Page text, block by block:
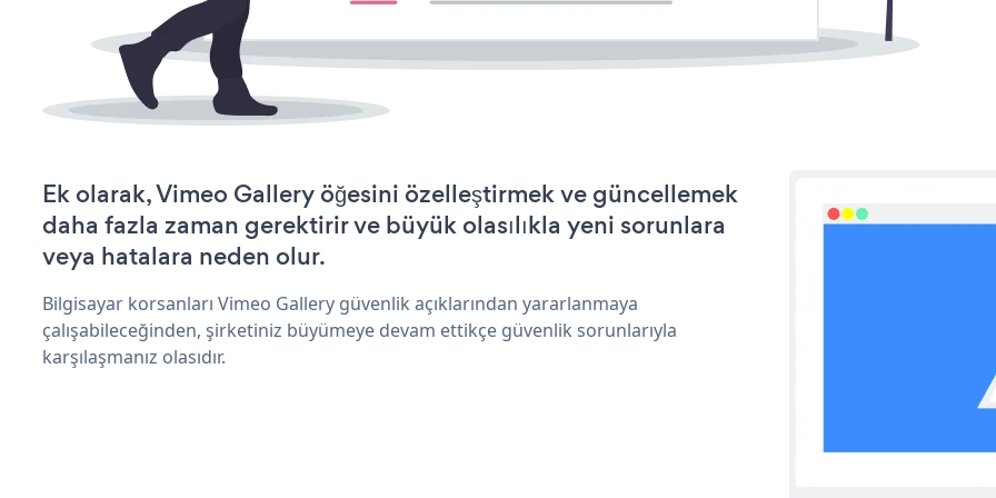
Ek olarak, Vimeo Gallery öğesini özelleştirmek ve güncellemek
daha fazla zaman gerektirir ve büyük olasılıkla yeni sorunlara
veya hatalara neden olur.
Bilgisayar korsanları Vimeo Gallery güvenlik açıklarından yararlanmaya
çalışabileceğinden, şirketiniz büyümeye devam ettikçe güvenlik sorunlarıyla
karşılaşmanız olasıdır.